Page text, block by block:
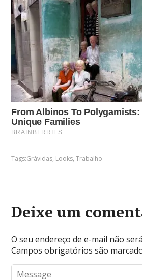
Tags:Grávidas, Looks,Trabalho
Deixe um
O seu endereço de e-mail não
Campos obrigatórios são